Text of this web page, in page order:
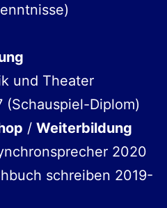
und Theater
(Schauspiel-Diplom)
/ Weiterbildung
2020
schreiben 2019-